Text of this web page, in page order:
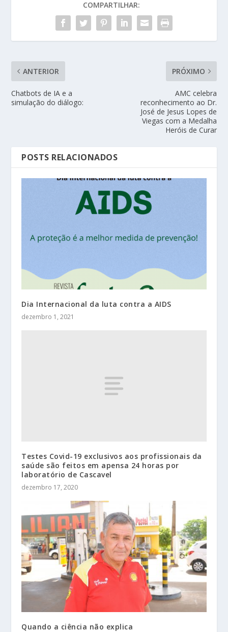
COMPARTILHAR:
ANTERIOR
Chatbots de IA e a
simulação do diálogo:
PRÓXIMO
AMC celebra
reconhecimento ao Dr.
José de Jesus Lopes de
Viegas com a Medalha
Heróis de Curar
POSTS RELACIONADOS
Dia Internacional da luta contra a AIDS
dezembro 1, 2021
Testes Covid-19 exclusivos aos profissionais da
saúde são feitos em apensa 24 horas por
laboratório de Cascavel
dezembro 17, 2020
Quando a ciência não explica